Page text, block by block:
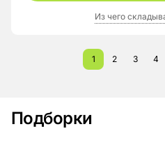
Из чего
1 2 3 4
Подборки